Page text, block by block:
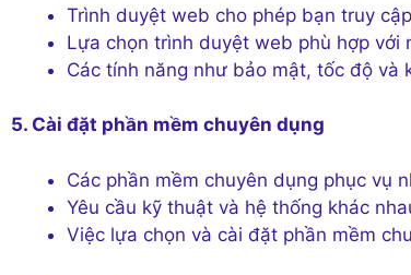
Trình duyệt web cho phép bạn truy
Lựa chọn trình duyệt web phù hợp với
Các tính năng như bảo mật, tốc độ và
5. Cài đặt phần mềm chuyên dụng
Các phần mềm chuyên dụng phục vụ
Yêu cầu kỹ thuật và hệ thống khác
Việc lựa chọn và cài đặt phần mềm